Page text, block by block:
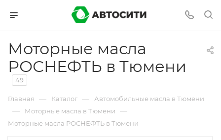
Моторные масла
РОСНЕФТЬ в Тюмени
49
Главная — Каталог — Автомобильные масла в Тюмени
— Моторные масла в Тюмени —
Моторные масла РОСНЕФТЬ в Тюмени